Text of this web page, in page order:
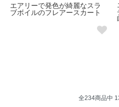
エアリーで発色が綺麗なスラ
ブボイルのフレアースカート
全234商品中